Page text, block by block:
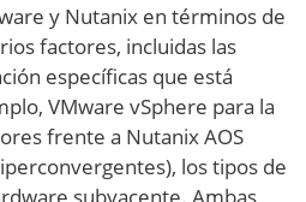
y Nutanix en términos de
factores, incluidas las
específicas que está
VMware vSphere para la
frente a Nutanix AOS
los tipos de
subyacente. Ambas